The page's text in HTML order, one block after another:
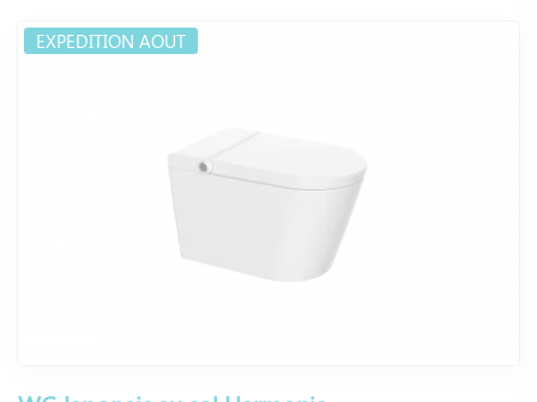
EXPEDITION AOUT